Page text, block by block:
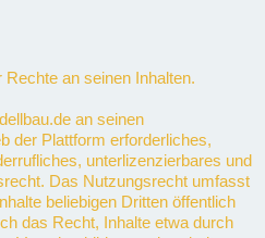
an seinen Inhalten.
an seinen
der Plattform erforderliches,
unterlizenzierbares und
Das Nutzungsrecht umfasst
beliebigen Dritten öffentlich
das Recht, Inhalte etwa durch